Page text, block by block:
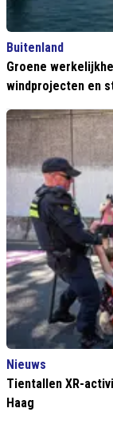
Buitenland
Groene
windprojecten en
Nieuws
Tientallen XR-
Haag